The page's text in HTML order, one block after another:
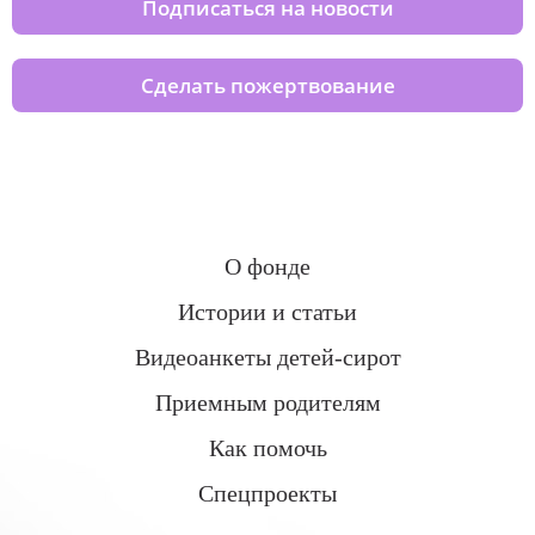
Подписаться на новости
Сделать пожертвование
О фонде
Истории и статьи
Видеоанкеты детей-сирот
Приемным родителям
Как помочь
Спецпроекты